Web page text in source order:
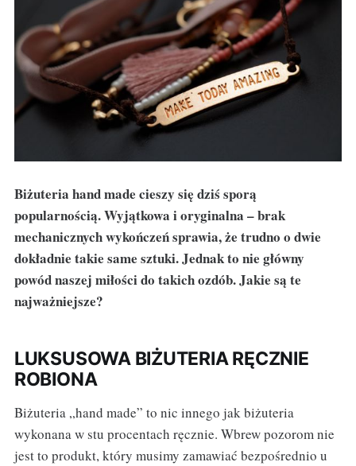
Biżuteria hand made cieszy się dziś sporą
popularnością. Wyjątkowa i oryginalna – brak
mechanicznych wykończeń sprawia, że trudno o dwie
dokładnie takie same sztuki. Jednak to nie główny
powód naszej miłości do takich ozdób. Jakie są te
najważniejsze?
LUKSUSOWA BIŻUTERIA RĘCZNIE
ROBIONA
Biżuteria „hand made” to nic innego jak biżuteria
wykonana w stu procentach ręcznie. Wbrew pozorom nie
jest to produkt, który musimy zamawiać bezpośrednio u